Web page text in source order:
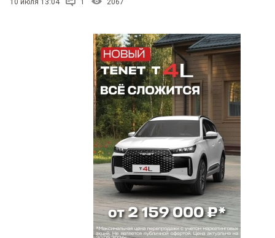
10 июля 13:04 1 2067